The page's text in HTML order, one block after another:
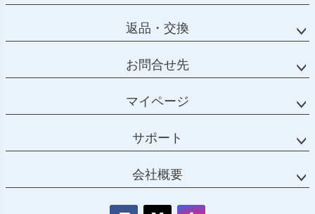
返品・交換
お問合せ先
マイページ
サポート
会社概要